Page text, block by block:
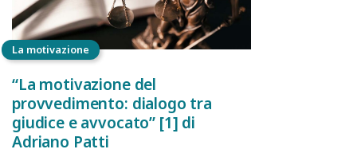
La motivazione
“La motivazione del
provvedimento: dialogo tra
giudice e avvocato” [1] di
Adriano Patti